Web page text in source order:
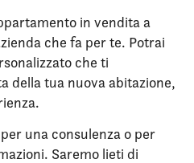
in vendita a
che fa per te. Potrai
che ti
della tua nuova abitazione,
una consulenza o per
Saremo lieti di